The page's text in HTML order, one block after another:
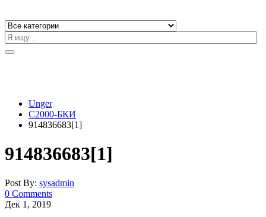
Unger
С2000-БКИ
914836683[1]
914836683[1]
Post By: sysadmin
0 Comments
Дек 1, 2019